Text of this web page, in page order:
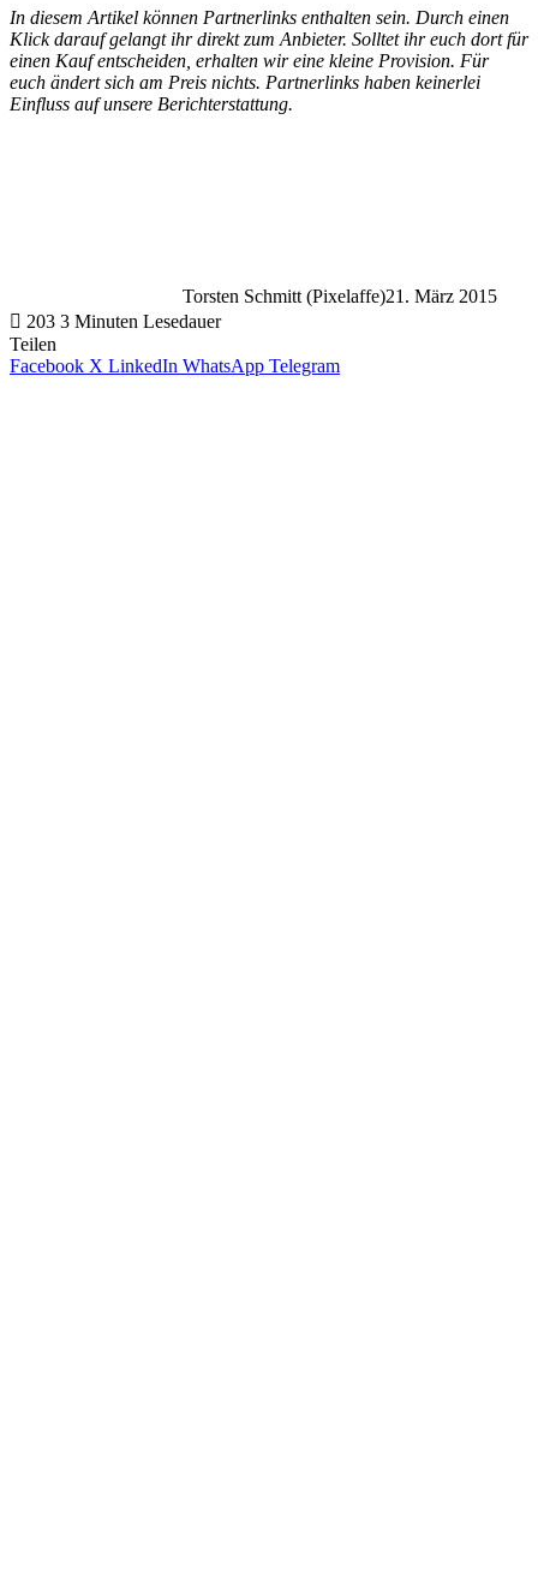
In diesem Artikel können Partnerlinks enthalten sein. Durch einen
Klick darauf gelangt ihr direkt zum Anbieter. Solltet ihr euch dort für
einen Kauf entscheiden, erhalten wir eine kleine Provision. Für
euch ändert sich am Preis nichts. Partnerlinks haben keinerlei
Einfluss auf unsere Berichterstattung.
Torsten Schmitt (Pixelaffe)21. März 2015
203 3 Minuten Lesedauer
Teilen
Facebook X LinkedIn WhatsApp Telegram